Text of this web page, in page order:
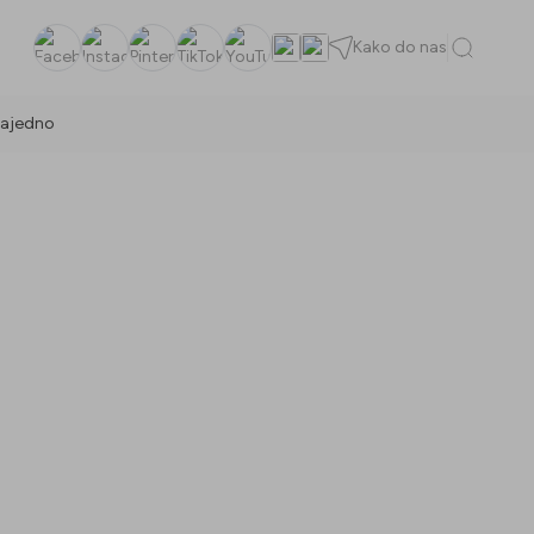
FacebookInstagramPinterestTikTokYouTube Kako do nas